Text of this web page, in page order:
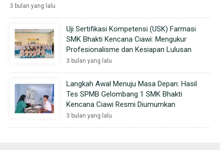
3 bulan yang lalu
Uji Sertifikasi Kompetensi (USK) Farmasi
SMK Bhakti Kencana Ciawi: Mengukur
Profesionalisme dan Kesiapan Lulusan
3 bulan yang lalu
Langkah Awal Menuju Masa Depan: Hasil
Tes SPMB Gelombang 1 SMK Bhakti
Kencana Ciawi Resmi Diumumkan
3 bulan yang lalu